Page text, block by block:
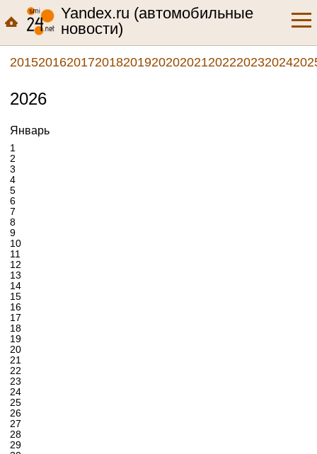
Yandex.ru (автомобильные
новости)
2015201620172018201920202021202220232024
2026
Январь
1
2
3
4
5
6
7
8
9
10
11
12
13
14
15
16
17
18
19
20
21
22
23
24
25
26
27
28
29